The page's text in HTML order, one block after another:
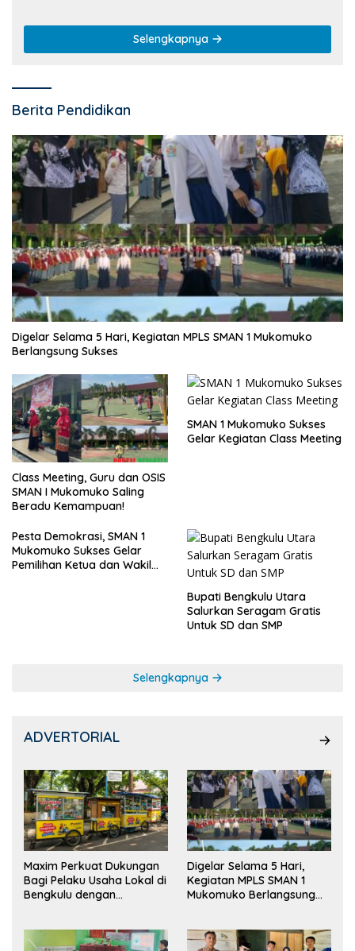
Selengkapnya
Berita Pendidikan
Digelar Selama 5 Hari, Kegiatan MPLS SMAN 1 Mukomuko
Berlangsung Sukses
Class Meeting, Guru dan OSIS
SMAN I Mukomuko Saling
Beradu Kemampuan!
SMAN 1 Mukomuko Sukses
Gelar Kegiatan Class Meeting
Pesta Demokrasi, SMAN 1
Mukomuko Sukses Gelar
Pemilihan Ketua dan Wakil
Bupati Bengkulu Utara
Salurkan Seragam Gratis
Untuk SD dan SMP
Selengkapnya
ADVERTORIAL
Maxim Perkuat Dukungan
Bagi Pelaku Usaha Lokal di
Bengkulu dengan
Pasar
Digelar Selama 5 Hari,
Kegiatan MPLS SMAN 1
Mukomuko Berlangsung